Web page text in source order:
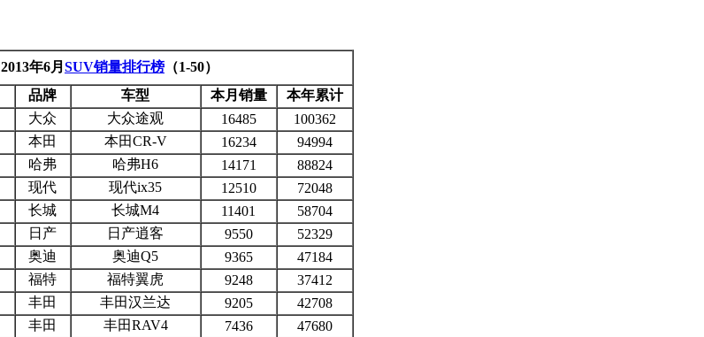
2013年6月 SUV销量排行榜 （1-50）
品牌 车型 本月销量
本年累计
大众 大众途观 16485
100362
本田 本田CR-V 16234
94994
哈弗 哈弗H6 14171
88824
现代 现代ix35 12510
72048
长城 长城M4 11401
58704
日产 日产逍客 9550
52329
奥迪 奥迪Q5 9365
47184
福特 福特翼虎 9248
37412
丰田 丰田汉兰达 9205
42708
丰田 丰田RAV4 7436
47680